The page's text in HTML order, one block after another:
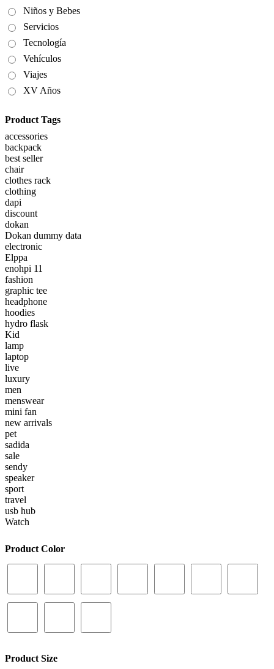
Niños y Bebes
Servicios
Tecnología
Vehículos
Viajes
XV Años
Product Tags
accessories
backpack
best seller
chair
clothes rack
clothing
dapi
discount
dokan
Dokan dummy data
electronic
Elppa
enohpi 11
fashion
graphic tee
headphone
hoodies
hydro flask
Kid
lamp
laptop
live
luxury
men
menswear
mini fan
new arrivals
pet
sadida
sale
sendy
speaker
sport
travel
usb hub
Watch
Product Color
Product Size